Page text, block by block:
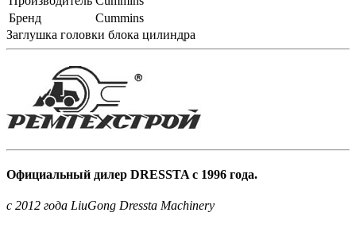
Бренд
Cummins
Заглушка головки блока цилиндра
Официальный дилер DRESSTA с 1996 года.
c 2012 года LiuGong Dressta Machinery